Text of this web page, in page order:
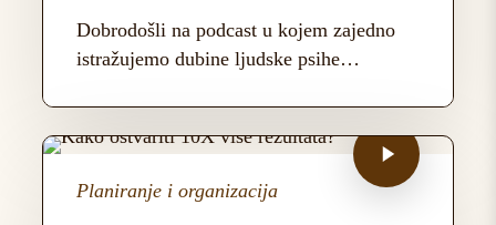
Dobrodošli na podcast u kojem zajedno
istražujemo dubine ljudske psihe…
Planiranje i organizacija